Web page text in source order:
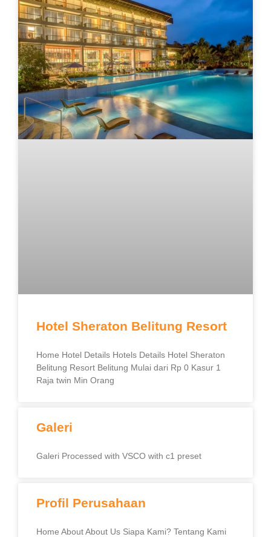
Hotel Sheraton Belitung Resort
Home Hotel Details Hotels Details Hotel Sheraton
Belitung Resort Belitung Mulai dari Rp 0 Kasur 1
Raja twin Min Orang
Galeri
Galeri Processed with VSCO with c1 preset
Profil Perusahaan
Home About About Us Siapa Kami? Tentang Kami